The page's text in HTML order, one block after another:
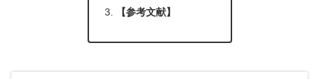
【参考文献】